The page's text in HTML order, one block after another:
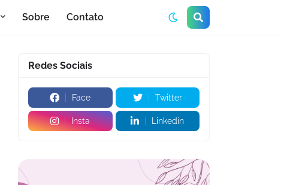
Sobre Contato
Redes Sociais
Face Twitter
Insta Linkedin